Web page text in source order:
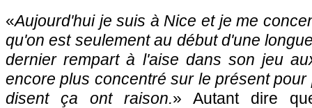
«Aujourd'hui je suis à Nice et je me
qu'on est seulement au début d'une
dernier rempart à l'aise dans son jeu
encore plus concentré sur le présent
disent ça ont raison.» Autant dire